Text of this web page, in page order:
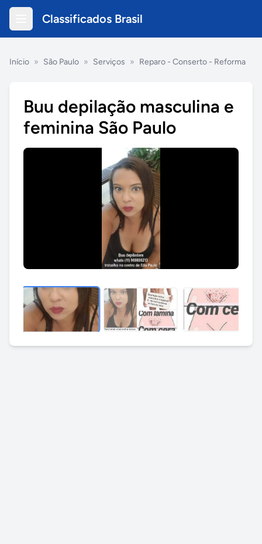
Classificados Brasil
Início » São Paulo » Serviços » Reparo - Conserto - Reforma
Buu depilação masculina e
feminina São Paulo